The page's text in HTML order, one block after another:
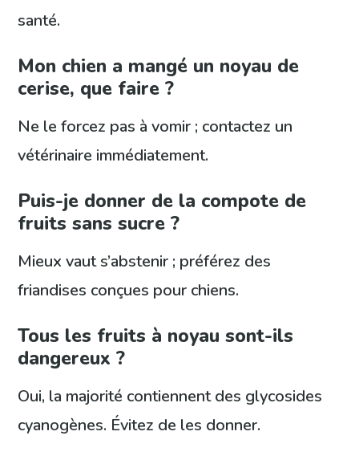
santé.
Mon chien a mangé un noyau de
cerise, que faire ?
Ne le forcez pas à vomir ; contactez un
vétérinaire immédiatement.
Puis-je donner de la compote de
fruits sans sucre ?
Mieux vaut s’abstenir ; préférez des
friandises conçues pour chiens.
Tous les fruits à noyau sont-ils
dangereux ?
Oui, la majorité contiennent des glycosides
cyanogènes. Évitez de les donner.